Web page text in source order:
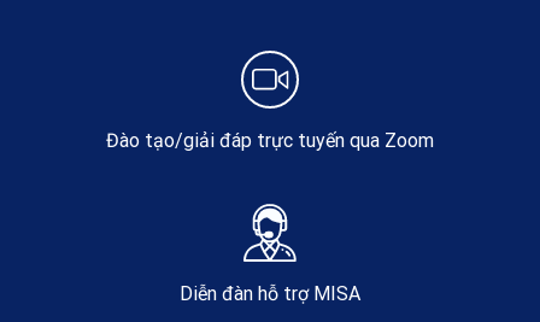
Đào tạo/giải đáp trực tuyến qua Zoom
Diễn đàn hỗ trợ MISA